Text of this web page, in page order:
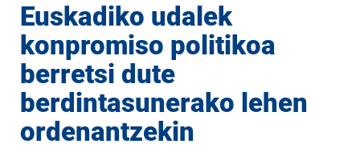
Euskadiko udalek
konpromiso politikoa
berretsi dute
berdintasunerako lehen
ordenantzekin